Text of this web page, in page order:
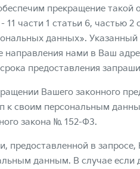
прекращение такой
части 1 статьи 6, частью 2
данных».
направления нами в Ваш
предоставления
Вашего законного
к своим персональным
закона № 152-ФЗ.
предоставленной в
данным. В случае если